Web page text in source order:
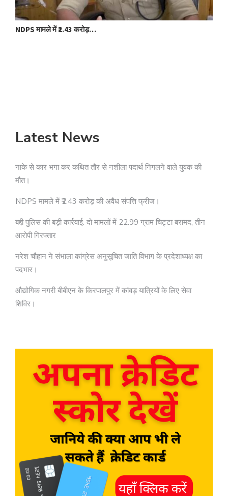
NDPS मामले में ₹2.43 करोड़…
Latest News
नाके से कार भगा कर कथित तौर से नशीला पदार्थ निगलने वाले युवक की
मौत।
NDPS मामले में ₹2.43 करोड़ की अवैध संपत्ति फ्रीज।
बद्दी पुलिस की बड़ी कार्रवाई: दो मामलों में 22.99 ग्राम चिट्टा बरामद, तीन
आरोपी गिरफ्तार
नरेश चौहान ने संभाला कांग्रेस अनुसूचित जाति विभाग के प्रदेशाध्यक्ष का
पदभार।
औद्योगिक नगरी बीबीएन के किरपालपुर में कांवड़ यात्रियों के लिए सेवा
शिविर।